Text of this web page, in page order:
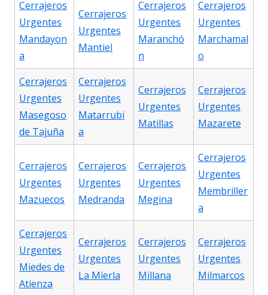
Cerrajeros
Urgentes
Mandayon
a
Cerrajeros
Urgentes
Mantiel
Cerrajeros
Urgentes
Maranchó
n
Cerrajeros
Urgentes
Marchamal
o
Cerrajeros
Urgentes
Masegoso
de Tajuña
Cerrajeros
Urgentes
Matarrubi
a
Cerrajeros
Urgentes
Matillas
Cerrajeros
Urgentes
Mazarete
Cerrajeros
Urgentes
Mazuecos
Cerrajeros
Urgentes
Medranda
Cerrajeros
Urgentes
Megina
Cerrajeros
Urgentes
Membriller
a
Cerrajeros
Urgentes
Miedes de
Atienza
Cerrajeros
Urgentes
La Mierla
Cerrajeros
Urgentes
Millana
Cerrajeros
Urgentes
Milmarcos